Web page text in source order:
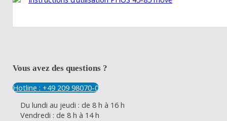
Vous avez des questions ?
Hotline : +49 209 98070-0
Du lundi au jeudi : de 8 h à 16 h
Vendredi : de 8 h à 14 h